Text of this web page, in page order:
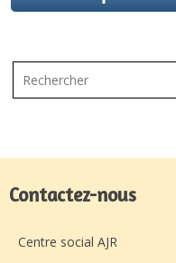
Contactez-nous
Centre social AJR